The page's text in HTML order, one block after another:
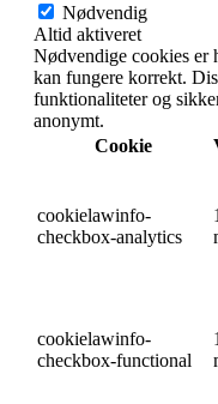
Nødvendig
Altid aktiveret
Nødvendige cookies er
kan fungere korrekt.
funktionaliteter og
anonymt.
Cookie
cookielawinfo-
checkbox-analytics
cookielawinfo-
checkbox-functional